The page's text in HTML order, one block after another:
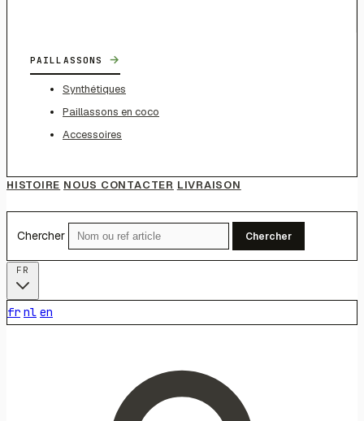
PAILLASSONS →
Synthétiques
Paillassons en coco
Accessoires
HISTOIRE NOUS CONTACTER LIVRAISON
Chercher Chercher
fr nl en